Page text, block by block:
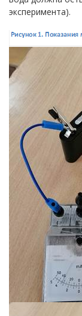
эксперимента).